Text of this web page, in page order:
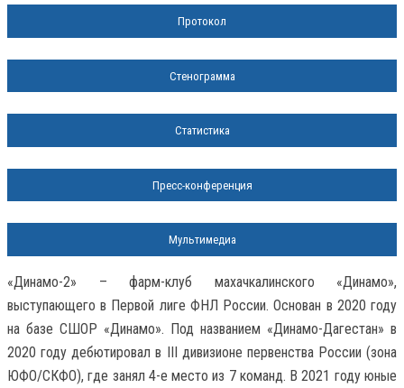
Протокол
Стенограмма
Статистика
Пресс-конференция
Мультимедиа
«Динамо-2» – фарм-клуб махачкалинского «Динамо»,
выступающего в Первой лиге ФНЛ России. Основан в 2020 году
на базе СШОР «Динамо». Под названием «Динамо-Дагестан» в
2020 году дебютировал в III дивизионе первенства России (зона
ЮФО/СКФО), где занял 4-е место из 7 команд. В 2021 году юные